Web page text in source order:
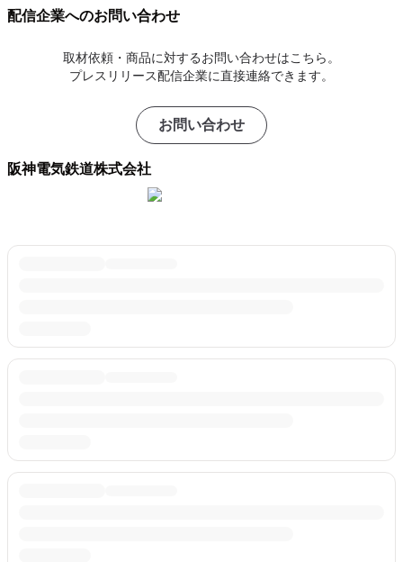
配信企業へのお問い合わせ
取材依頼・商品に対するお問い合わせはこちら。
プレスリリース配信企業に直接連絡できます。
お問い合わせ
阪神電気鉄道株式会社